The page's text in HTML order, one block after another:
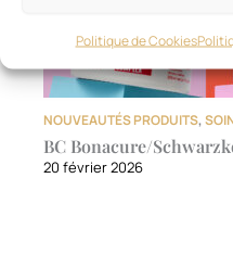
Politique de Cookies
NOUVEAUTÉS PRODUITS,
BC Bonacure/
20 février 2026